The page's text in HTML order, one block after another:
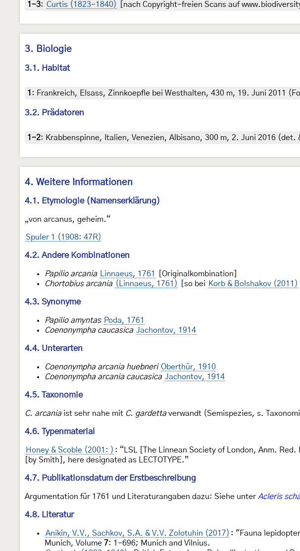
1-3: Curtis (1823-1840) [nach Copyright-freien Scans auf
3. Biologie
3.1. Habitat
1 : Frankreich, Elsass, Zinnkoepfle bei Westhalten, 430 m, 19. Juni 2011
3.2. Prädatoren
1-2: Krabbenspinne, Italien, Venezien, Albisano, 300 m, 2. Juni 2016 (det.
4. Weitere Informationen
4.1. Etymologie (Namenserklärung)
„von arcanus, geheim.“
Spuler 1 (1908: 47R)
4.2. Andere Kombinationen
Papilio arcania Linnaeus, 1761
[Originalkombination]
Chortobius arcania (Linnaeus, 1761) [so bei Korb & Bolshakov (2011)
4.3. Synonyme
Papilio amyntas Poda, 1761
Coenonympha caucasica Jachontov, 1914
4.4. Unterarten
Coenonympha arcania huebneri Oberthür, 1910
Coenonympha arcania caucasica Jachontov, 1914
4.5. Taxonomie
C. arcaniaist sehr nahe mit C. gardettaverwandt (Semispezies, s.
4.6. Typenmaterial
Honey & Scoble (2001: ) : “LSL [The Linnean Society of London, Anm.
[by Smith], here designated as LECTOTYPE.”
4.7. Publikationsdatum der Erstbeschreibung
Argumentation für 1761 und Literaturangaben dazu: Siehe unter Acleris
4.8. Literatur
Anikin, V.V., Sachkov, S.A. & V.V. Zolotuhin (2017) : "Fauna
Munich, Volume 7: 1-696; Munich and Vilnius.